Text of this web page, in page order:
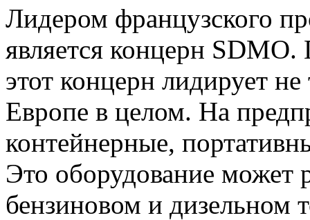
Лидером французского
является концерн SDMO.
этот концерн лидирует
Европе в целом. На
контейнерные,
Это оборудование может
бензиновом и дизельном